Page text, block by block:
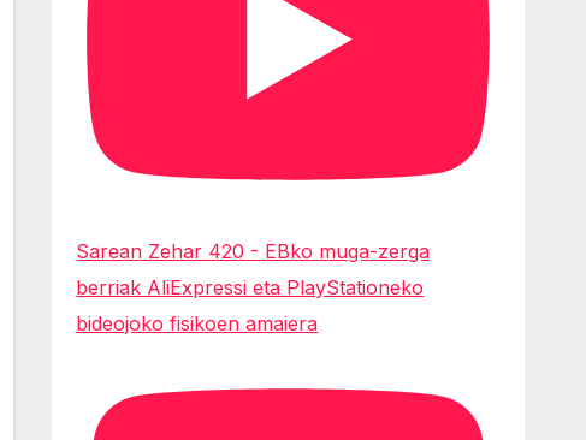
Sarean Zehar 420 - EBko muga-zerga
berriak AliExpressi eta PlayStationeko
bideojoko fisikoen amaiera